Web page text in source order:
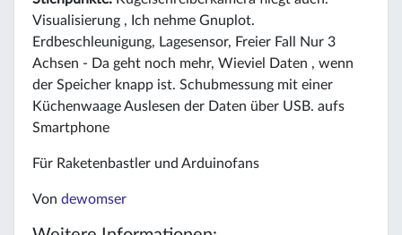
Visualisierung , Ich nehme Gnuplot.
Erdbeschleunigung, Lagesensor, Freier Fall Nur 3
Achsen - Da geht noch mehr, Wieviel Daten , wenn
der Speicher knapp ist. Schubmessung mit einer
Küchenwaage Auslesen der Daten über USB. aufs
Smartphone
Für Raketenbastler und Arduinofans
Von dewomser